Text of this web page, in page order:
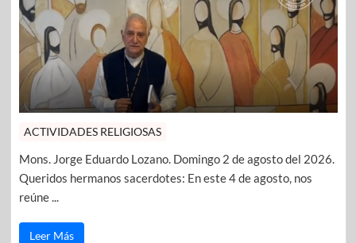
ACTIVIDADES RELIGIOSAS
Mons. Jorge Eduardo Lozano. Domingo 2 de agosto del 2026.
Queridos hermanos sacerdotes: En este 4 de agosto, nos
reúne ...
Leer Más